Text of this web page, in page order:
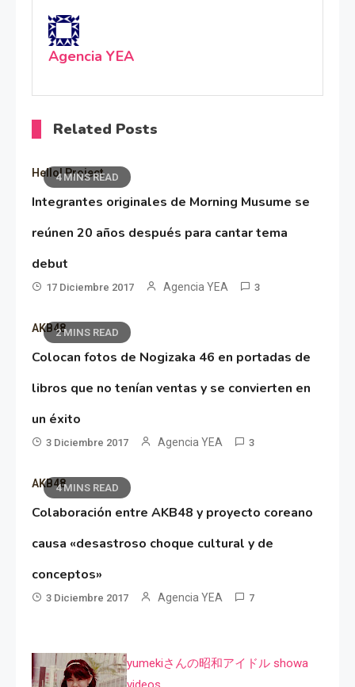
Agencia YEA
Related Posts
4 MINS READ
Hello! Project
Integrantes originales de Morning Musume se
reúnen 20 años después para cantar tema
debut
17 Diciembre 2017 Agencia YEA 3
2 MINS READ
AKB48
Colocan fotos de Nogizaka 46 en portadas de
libros que no tenían ventas y se convierten en
un éxito
3 Diciembre 2017 Agencia YEA 3
4 MINS READ
AKB48
Colaboración entre AKB48 y proyecto coreano
causa «desastroso choque cultural y de
conceptos»
3 Diciembre 2017 Agencia YEA 7
yumekiさんの昭和アイドル showa